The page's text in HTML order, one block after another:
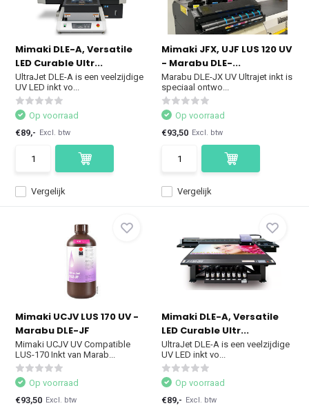
Mimaki DLE-A, Versatile
LED Curable Ultr...
UltraJet DLE-A is een veelzijdige
UV LED inkt vo...
Vergelijk
Op voorraad
€89,- Excl. btw
Mimaki JFX, UJF LUS 120 UV
- Marabu DLE-...
Marabu DLE-JX UV Ultrajet inkt is
speciaal ontwo...
Vergelijk
Op voorraad
€93,50 Excl. btw
Mimaki UCJV LUS 170 UV -
Marabu DLE-JF
Mimaki UCJV UV Compatible
LUS-170 Inkt van Marab...
Op voorraad
€93,50 Excl. btw
Mimaki DLE-A, Versatile
LED Curable Ultr...
UltraJet DLE-A is een veelzijdige
UV LED inkt vo...
Op voorraad
€89,- Excl. btw